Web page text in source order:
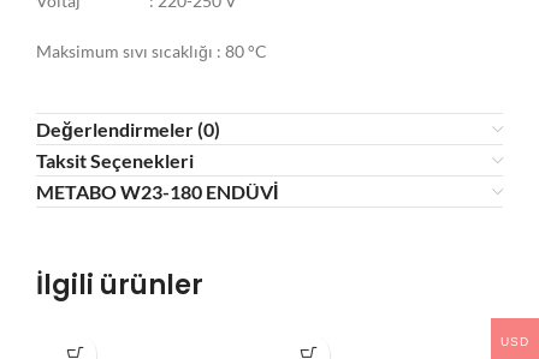
Maksimum sıvı sıcaklığı : 80 °C
Değerlendirmeler (0)
Taksit Seçenekleri
METABO W23-180 ENDÜVİ
İlgili ürünler
USD